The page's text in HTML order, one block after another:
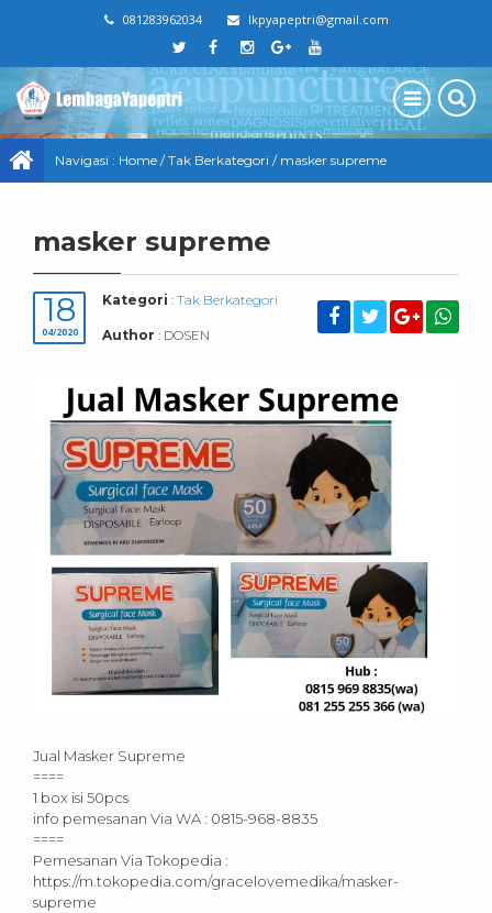
081283962034 lkpyapeptri@gmail.com
Navigasi : Home /Tak Berkategori / masker supreme
masker supreme
18
04/2020
Kategori : Tak Berkategori
Author : DOSEN
Jual Masker Supreme
====
1 box isi 50pcs
info pemesanan Via WA : 0815-968-8835
====
Pemesanan Via Tokopedia :
https://m.tokopedia.com/gracelovemedika/masker-
supreme